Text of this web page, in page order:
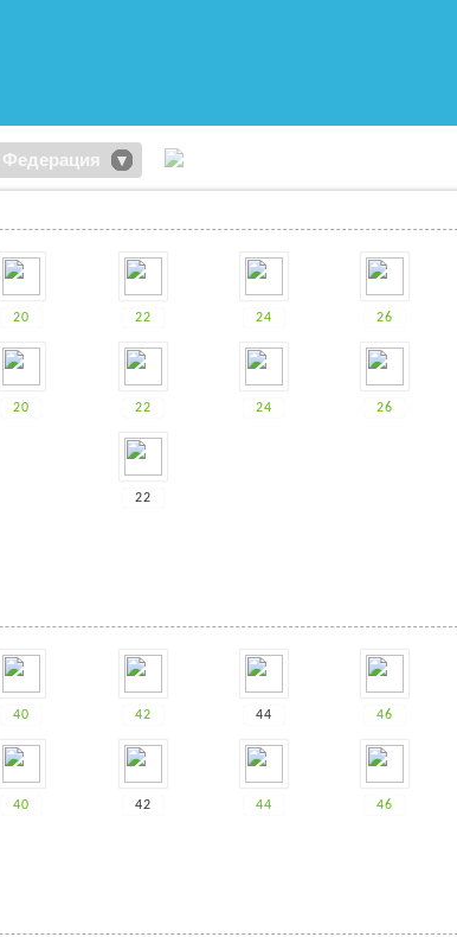
Федерация
20 22 24 26
20 22 24 26
22
40 42 44 46
40 42 44 46